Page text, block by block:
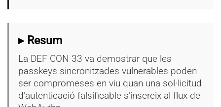
▸ Resum
La DEF CON 33 va demostrar que les
passkeys sincronitzades vulnerables poden
ser compromeses en viu quan una sol·licitud
d’autenticació falsificable s’insereix al flux de